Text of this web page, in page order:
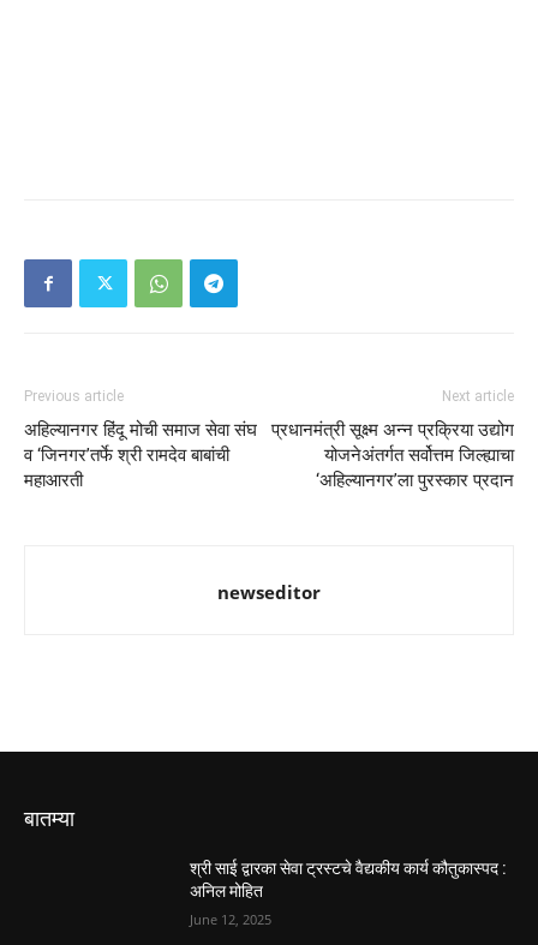
Previous article
अहिल्यानगर हिंदू मोची समाज सेवा संघ
व ‘जिनगर’तर्फे श्री रामदेव बाबांची
महाआरती
Next article
प्रधानमंत्री सूक्ष्म अन्न प्रक्रिया उद्योग
योजनेअंतर्गत सर्वोत्तम जिल्ह्याचा
‘अहिल्यानगर’ला पुरस्कार प्रदान
newseditor
बातम्या
श्री साई द्वारका सेवा ट्रस्टचे वैद्यकीय कार्य कौतुकास्पद :
अनिल मोहित
June 12, 2025